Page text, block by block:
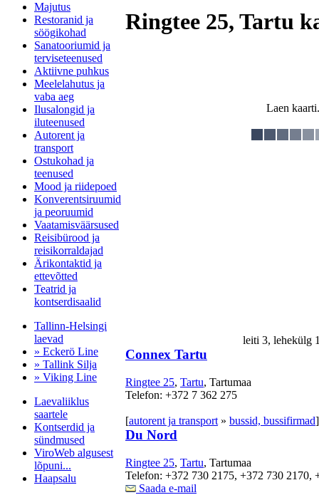
Majutus
Restoranid ja
söögikohad
Sanatooriumid ja
terviseteenused
Aktiivne puhkus
Meelelahutus ja
vaba aeg
Ilusalongid ja
iluteenused
Autorent ja
transport
Ostukohad ja
teenused
Mood ja riidepoed
Konverentsiruumid
ja peoruumid
Vaatamisväärsused
Reisibürood ja
reisikorraldajad
Ärikontaktid ja
ettevõtted
Teatrid ja
kontserdisaalid
Tallinn-Helsingi
laevad
» Eckerö Line
» Tallink Silja
» Viking Line
Laevaliiklus
saartele
Kontserdid ja
sündmused
ViroWeb algusest
lõpuni...
Haapsalu
Ringtee 25, Tartu
Laen
leiti 3,
Connex Tartu
Ringtee 25, Tartu, Tartumaa
Telefon: +372 7 362 275
[autorent ja transport » bussid, bussifirmad]
Du Nord
Ringtee 25, Tartu, Tartumaa
Telefon: +372 730 2175, +372 730 2170,
Saada e-mail